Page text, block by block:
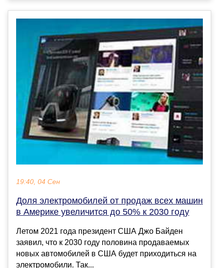
19:40, 04 Сен
Доля электромобилей от продаж всех машин
в Америке увеличится до 50% к 2030 году
Летом 2021 года президент США Джо Байден
заявил, что к 2030 году половина продаваемых
новых автомобилей в США будет приходиться на
электромобили. Так...